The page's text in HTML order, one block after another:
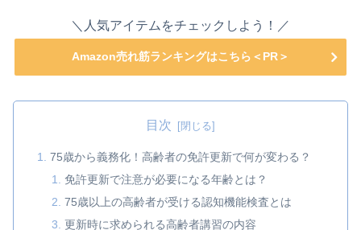
＼人気アイテムをチェックしよう！／
Amazon売れ筋ランキングはこちら＜PR＞
目次
75歳から義務化！高齢者の免許更新で何が変わる？
免許更新で注意が必要になる年齢とは？
75歳以上の高齢者が受ける認知機能検査とは
更新時に求められる高齢者講習の内容